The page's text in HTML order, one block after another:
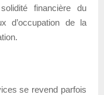
financière du
d’occupation de la
se revend parfois